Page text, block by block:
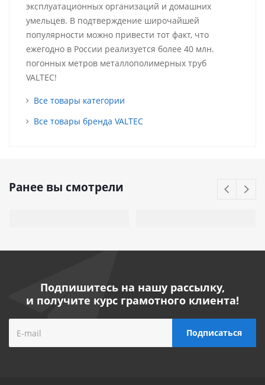
эксплуатационных организаций и домашних
умельцев. В подтверждение широчайшей
популярности можно привести тот факт, что
ежегодно в России реализуется более 40 млн.
погонных метров металлополимерных труб
VALTEC!
Все товары категории
Все товары бренда VALTEC
Ранее вы смотрели
Подпишитесь на нашу рассылку,
и получите курс грамотного клиента!